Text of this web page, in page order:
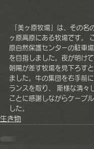
ヶ原高原にある牧場です。
原自然保護センターの駐車
を目指しました。夜が明け
朝陽が差す牧場を見下ろす
ました。牛の集団を右手前
ランスを取り、 斯様な清々
ことに感謝しながらケーブ
した。
生き物